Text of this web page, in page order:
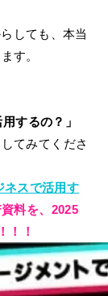
しても、本当
す。
するの？」
てみてくださ
ネスで活用す
料を、2025
！！